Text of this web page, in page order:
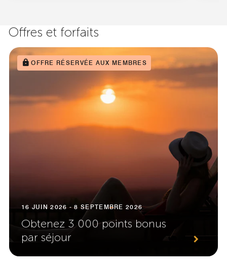
Offres et forfaits
OFFRE RÉSERVÉE AUX MEMBRES
16 JUIN 2026 - 8 SEPTEMBRE 2026
Obtenez 3 000 points bonus
par séjour